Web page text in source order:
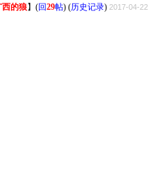
西的狼】(回29帖) (历史记录) 2017-04-22